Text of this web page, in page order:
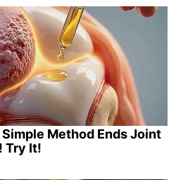
Method Ends Joint
Try It!